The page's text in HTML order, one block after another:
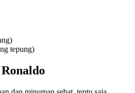
tepung)